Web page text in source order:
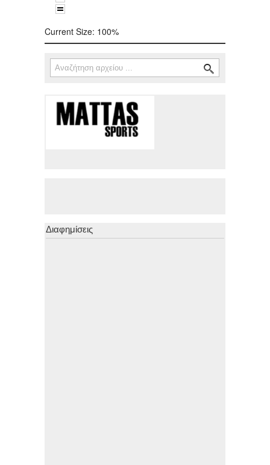
Current Size: 100%
Φόρμα αναζήτησης
Αναζήτηση
Διαφημίσεις